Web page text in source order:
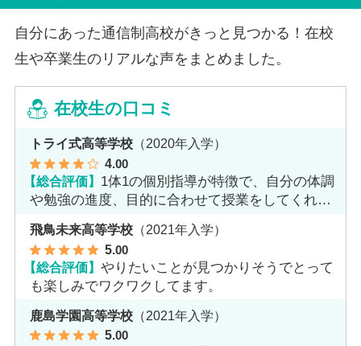
自分にあった通信制高校がきっと見つかる！在校
生や卒業生のリアルな声をまとめました。
在校生の口コミ
トライ式高等学校 （2020年入学）
4.00
【総合評価】 1体1の個別指導が特徴で、自分の体調
や勉強の進度、目的に合わせて授業をしてくれま
飛鳥未来高等学校 （2021年入学）
5.00
【総合評価】やりたいことが見つかりそうでとって
も楽しみでワクワクしてます。
鹿島学園高等学校 （2021年入学）
5.00